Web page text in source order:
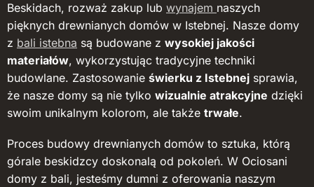
Beskidach, rozważ zakup lub wynajem naszych
pięknych drewnianych domów w Istebnej. Nasze domy
z bali istebna są budowane z wysokiej jakości
materiałów, wykorzystując tradycyjne techniki
budowlane. Zastosowanie świerku z Istebnej sprawia,
że nasze domy są nie tylko wizualnie atrakcyjne dzięki
swoim unikalnym kolorom, ale także trwałe.
Proces budowy drewnianych domów to sztuka, którą
górale beskidzcy doskonalą od pokoleń. W Ociosani
domy z bali, jesteśmy dumni z oferowania naszym